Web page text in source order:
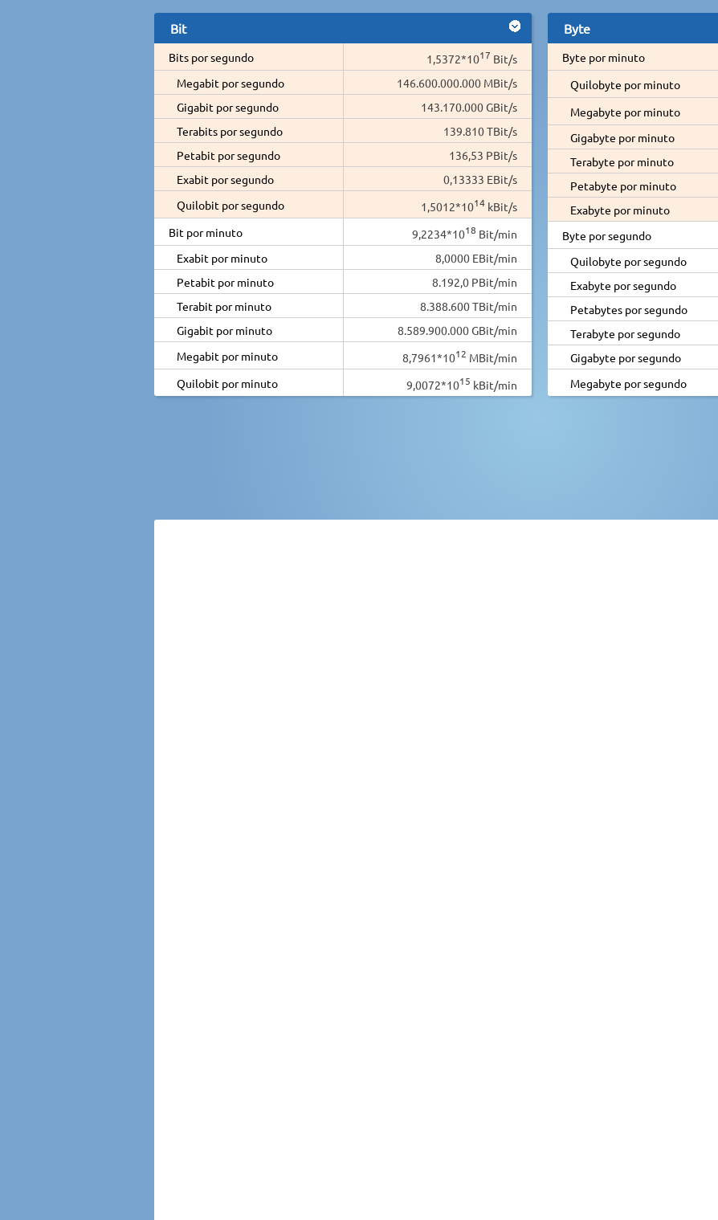
Bit
Bits por segundo 1,5372*1017 Bit/s
Megabit por segundo
146.600.000.000 MBit/s
Gigabit por segundo
143.170.000 GBit/s
Terabits por segundo
139.810 TBit/s
Petabit por segundo
136,53 PBit/s
Exabit por segundo
0,13333 EBit/s
Quilobit por segundo
1,5012*1014 kBit/s
Bit por minuto
9,2234*1018 Bit/min
Exabit por minuto
8,0000 EBit/min
Petabit por minuto
8.192,0 PBit/min
Terabit por minuto
8.388.600 TBit/min
Gigabit por minuto
8.589.900.000 GBit/min
Megabit por minuto
8,7961*1012 MBit/min
Quilobit por minuto
9,0072*1015 kBit/min
Byte
Byte por minuto
Quilobyte por minuto
Megabyte por minuto
Gigabyte por minuto
Terabyte por minuto
Petabyte por minuto
Exabyte por minuto
Byte por segundo
Quilobyte por segundo
Exabyte por segundo
Petabytes por segundo
Terabyte por segundo
Gigabyte por segundo
Megabyte por segundo